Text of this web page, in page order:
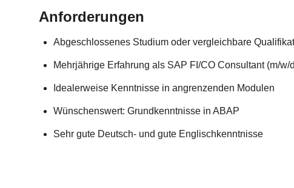
Anforderungen
Abgeschlossenes Studium oder vergleichbare
Mehrjährige Erfahrung als SAP FI/CO Consultant (m/w/
Idealerweise Kenntnisse in angrenzenden Modulen
Wünschenswert: Grundkenntnisse in ABAP
Sehr gute Deutsch- und gute Englischkenntnisse